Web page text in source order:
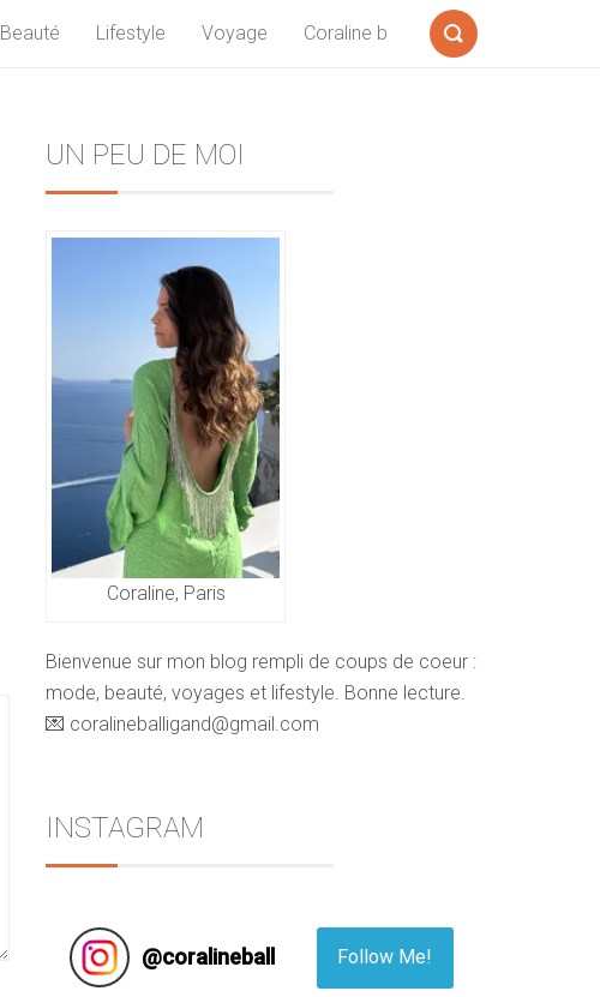
Beauté Lifestyle Voyage Coraline b
Sidebar
UN PEU DE MOI
Coraline, Paris
Bienvenue sur mon blog rempli de coups de coeur :
mode, beauté, voyages et lifestyle. Bonne lecture.
💌 coralineballigand@gmail.com
INSTAGRAM
@coralineball Follow Me!